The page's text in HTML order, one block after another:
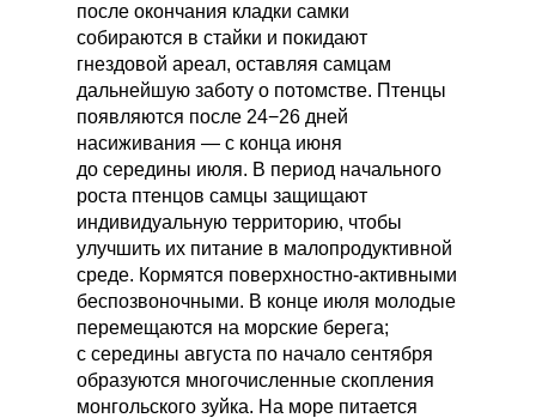
после окончания кладки самки
собираются в стайки и покидают
гнездовой ареал, оставляя самцам
дальнейшую заботу о потомстве. Птенцы
появляются после 24−26 дней
насиживания — с конца июня
до середины июля. В период начального
роста птенцов самцы защищают
индивидуальную территорию, чтобы
улучшить их питание в малопродуктивной
среде. Кормятся поверхностно-активными
беспозвоночными. В конце июля молодые
перемещаются на морские берега;
с середины августа по начало сентября
образуются многочисленные скопления
монгольского зуйка. На море питается